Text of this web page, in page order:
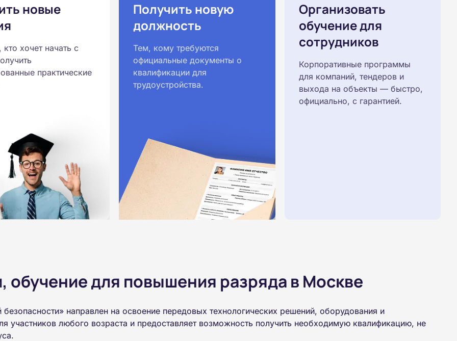
новые
хочет начать с
практические
Получить новую
должность
Тем, кому требуются
официальные документы о
квалификации для
трудоустройства.
Организовать
обучение для
сотрудников
Корпоративные программы
для компаний, тендеров и
выхода на объекты — быстро,
официально, с гарантией.
для повышения разряда в Москве
направлен на освоение передовых технологических решений, оборудования и
участников любого возраста и предоставляет возможность получить необходимую квалификацию, не